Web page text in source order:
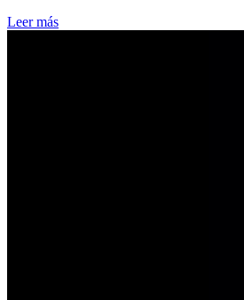
Leer más